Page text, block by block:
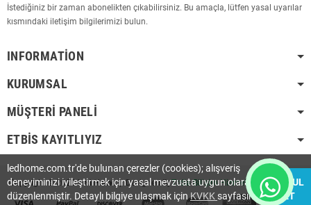
İstediğiniz bir zaman abonelikten çıkabilirsiniz. Bu amaçla, lütfen yasal uyarılar
kısmındaki iletişim bilgilerimizi bulun.
INFORMATION
KURUMSAL
MÜŞTERI PANELI
ETBİS KAYITLIYIZ
Copyright © 2023Led Home| Designed ByTrdia Bilişim Hizmetleri Ltd. Şti.
ledhome.com.tr'de bulunan çerezler (cookies); alışveriş
deneyiminizi iyileştirmek için yasal mevzuata uygun olarak
düzenlenmiştir. Detaylı bilgiye ulaşmak içinKVKK sayfasını
KABUL
ET